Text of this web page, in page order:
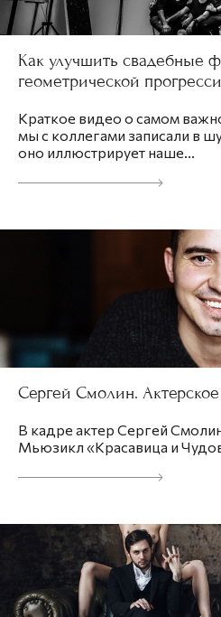
Как улучшить свадебные
геометрической
Краткое видео о самом
мы с коллегами записали в
оно иллюстрирует наше...
Сергей Смолин.
В кадре актер Сергей
Мьюзикл «Красавица и